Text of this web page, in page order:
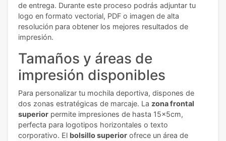
de entrega. Durante este proceso podrás adjuntar tu
logo en formato vectorial, PDF o imagen de alta
resolución para obtener los mejores resultados de
impresión.
Tamaños y áreas de
impresión disponibles
Para personalizar tu mochila deportiva, dispones de
dos zonas estratégicas de marcaje. La zona frontal
superior permite impresiones de hasta 15x5cm,
perfecta para logotipos horizontales o texto
corporativo. El bolsillo superior ofrece un área de